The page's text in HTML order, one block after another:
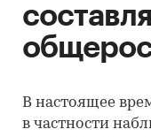
В настоящее
в частности